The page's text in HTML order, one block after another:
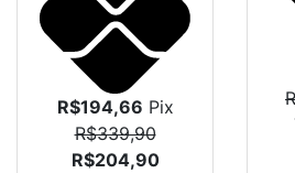
R$194,66 Pix
R$339,90
R$204,90